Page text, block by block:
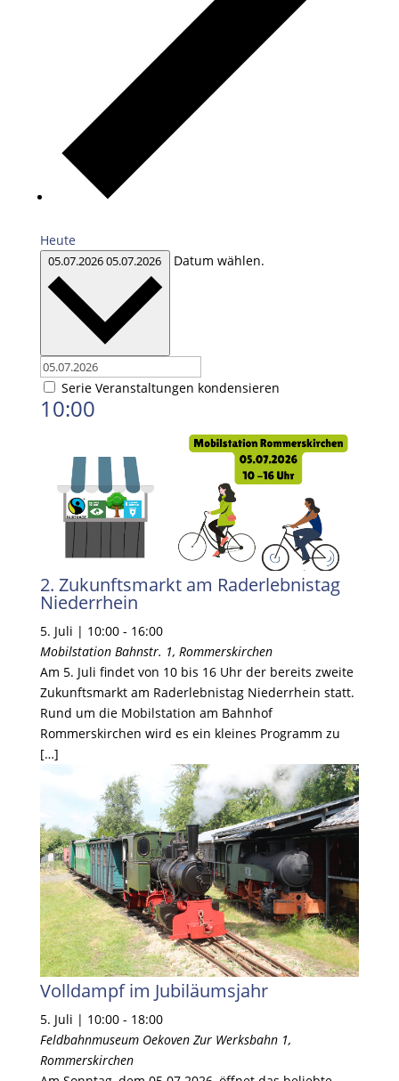
Heute
05.07.202605.07.2026 Datum wählen.
Serie Veranstaltungen kondensieren
10:00
2. Zukunftsmarkt am Raderlebnistag
Niederrhein
5. Juli | 10:00- 16:00
Mobilstation Bahnstr. 1, Rommerskirchen
Am 5. Juli findet von 10 bis 16 Uhr der bereits zweite
Zukunftsmarkt am Raderlebnistag Niederrhein statt.
Rund um die Mobilstation am Bahnhof
Rommerskirchen wird es ein kleines Programm zu
[…]
Volldampf im Jubiläumsjahr
5. Juli | 10:00- 18:00
Feldbahnmuseum Oekoven Zur Werksbahn 1,
Rommerskirchen